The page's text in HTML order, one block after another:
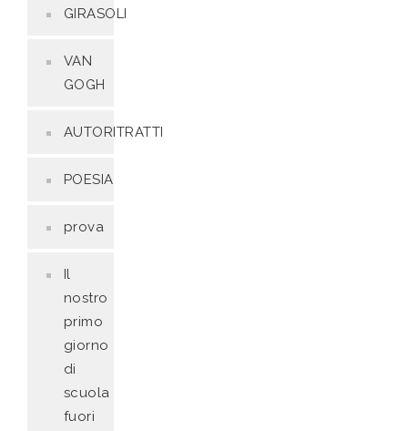
GIRASOLI
VAN
GOGH
AUTORITRATTI
POESIA
prova
Il
nostro
primo
giorno
di
scuola
fuori